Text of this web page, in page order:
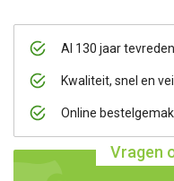
Al 130 jaar
Kwaliteit, snel en
Online bestelgemak
Vragen